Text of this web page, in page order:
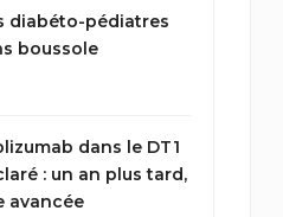
diabéto-pédiatres
boussole
dans le DT1
: un an plus tard,
avancée